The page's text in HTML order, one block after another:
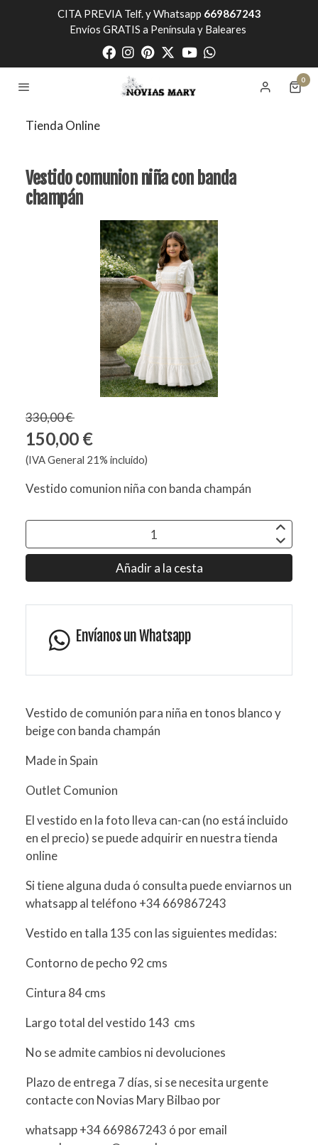
CITA PREVIA Telf. y Whatsapp 669867243
Envíos GRATIS a Península y Baleares
0
Tienda Online
Vestido comunion niña con banda
champán
330,00 €
150,00 €
(IVA General 21% incluido)
Vestido comunion niña con banda champán
Añadir a la cesta
Envíanos un Whatsapp
Vestido de comunión para niña en tonos blanco y
beige con banda champán
Made in Spain
Outlet Comunion
El vestido en la foto lleva can-can (no está incluido
en el precio) se puede adquirir en nuestra tienda
online
Si tiene alguna duda ó consulta puede enviarnos un
whatsapp al teléfono +34 669867243
Vestido en talla 135 con las siguientes medidas:
Contorno de pecho 92 cms
Cintura 84 cms
Largo total del vestido 143 cms
No se admite cambios ni devoluciones
Plazo de entrega 7 días, si se necesita urgente
contacte con Novias Mary Bilbao por
whatsapp +34 669867243 ó por email